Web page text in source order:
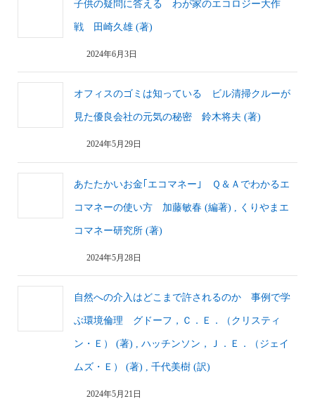
子供の疑問に答える わが家のエコロジー大作
戦 田崎久雄 (著)
2024年6月3日
オフィスのゴミは知っている ビル清掃クルーが
見た優良会社の元気の秘密 鈴木将夫 (著)
2024年5月29日
あたたかいお金｢エコマネー｣ Ｑ＆Ａでわかるエ
コマネーの使い方 加藤敏春 (編著) , くりやまエ
コマネー研究所 (著)
2024年5月28日
自然への介入はどこまで許されるのか 事例で学
ぶ環境倫理 グドーフ，Ｃ．Ｅ．（クリスティ
ン・Ｅ） (著) , ハッチンソン，Ｊ．Ｅ．（ジェイ
ムズ・Ｅ） (著) , 千代美樹 (訳)
2024年5月21日